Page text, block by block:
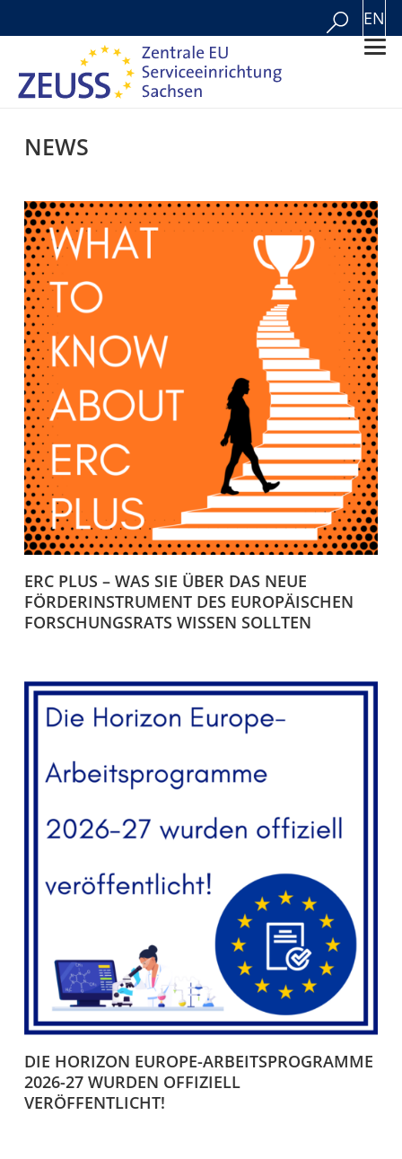
EN
NEWS
ERC PLUS – WAS SIE ÜBER DAS NEUE
FÖRDERINSTRUMENT DES EUROPÄISCHEN
FORSCHUNGSRATS WISSEN SOLLTEN
DIE HORIZON EUROPE-ARBEITSPROGRAMME
2026-27 WURDEN OFFIZIELL
VERÖFFENTLICHT!